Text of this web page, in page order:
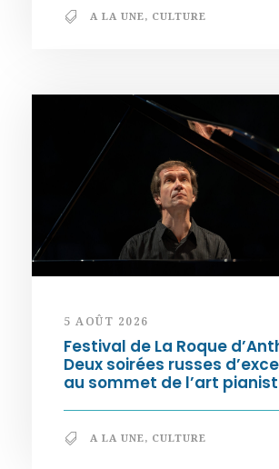
A LA UNE, CULTURE
5 AOÛT 2026
Festival de La Roque
Deux soirées russes
au sommet de l’art
A LA UNE, CULTURE